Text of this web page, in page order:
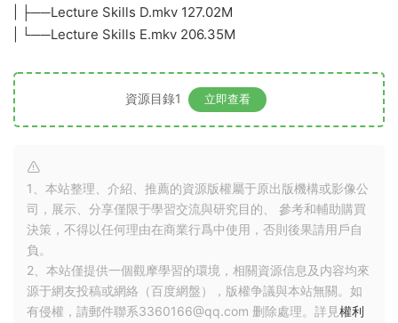
| ├──Lecture Skills D.mkv 127.02M
| └──Lecture Skills E.mkv 206.35M
資源目錄1 立即查看
1、本站整理、介紹、推薦的資源版權屬于原出版機構或影像公
司，展示、分享僅限于學習交流與研究目的、 參考和輔助購買
決策，不得以任何理由在商業行爲中使用，否則後果請用戶自
負。
2、本站僅提供一個觀摩學習的環境，相關資源信息及内容均來
源于網友投稿或網絡（百度網盤），版權争議與本站無關。如
有侵權，請郵件聯系3360166@qq.com 删除處理。詳見權利